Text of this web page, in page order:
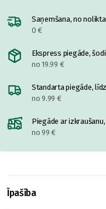
Saņemšana, no
0 €
Ekspress piegāde,
no 19.99 €
Standarta piegāde,
no 9.99 €
Piegāde ar
no 99 €
Īpašība